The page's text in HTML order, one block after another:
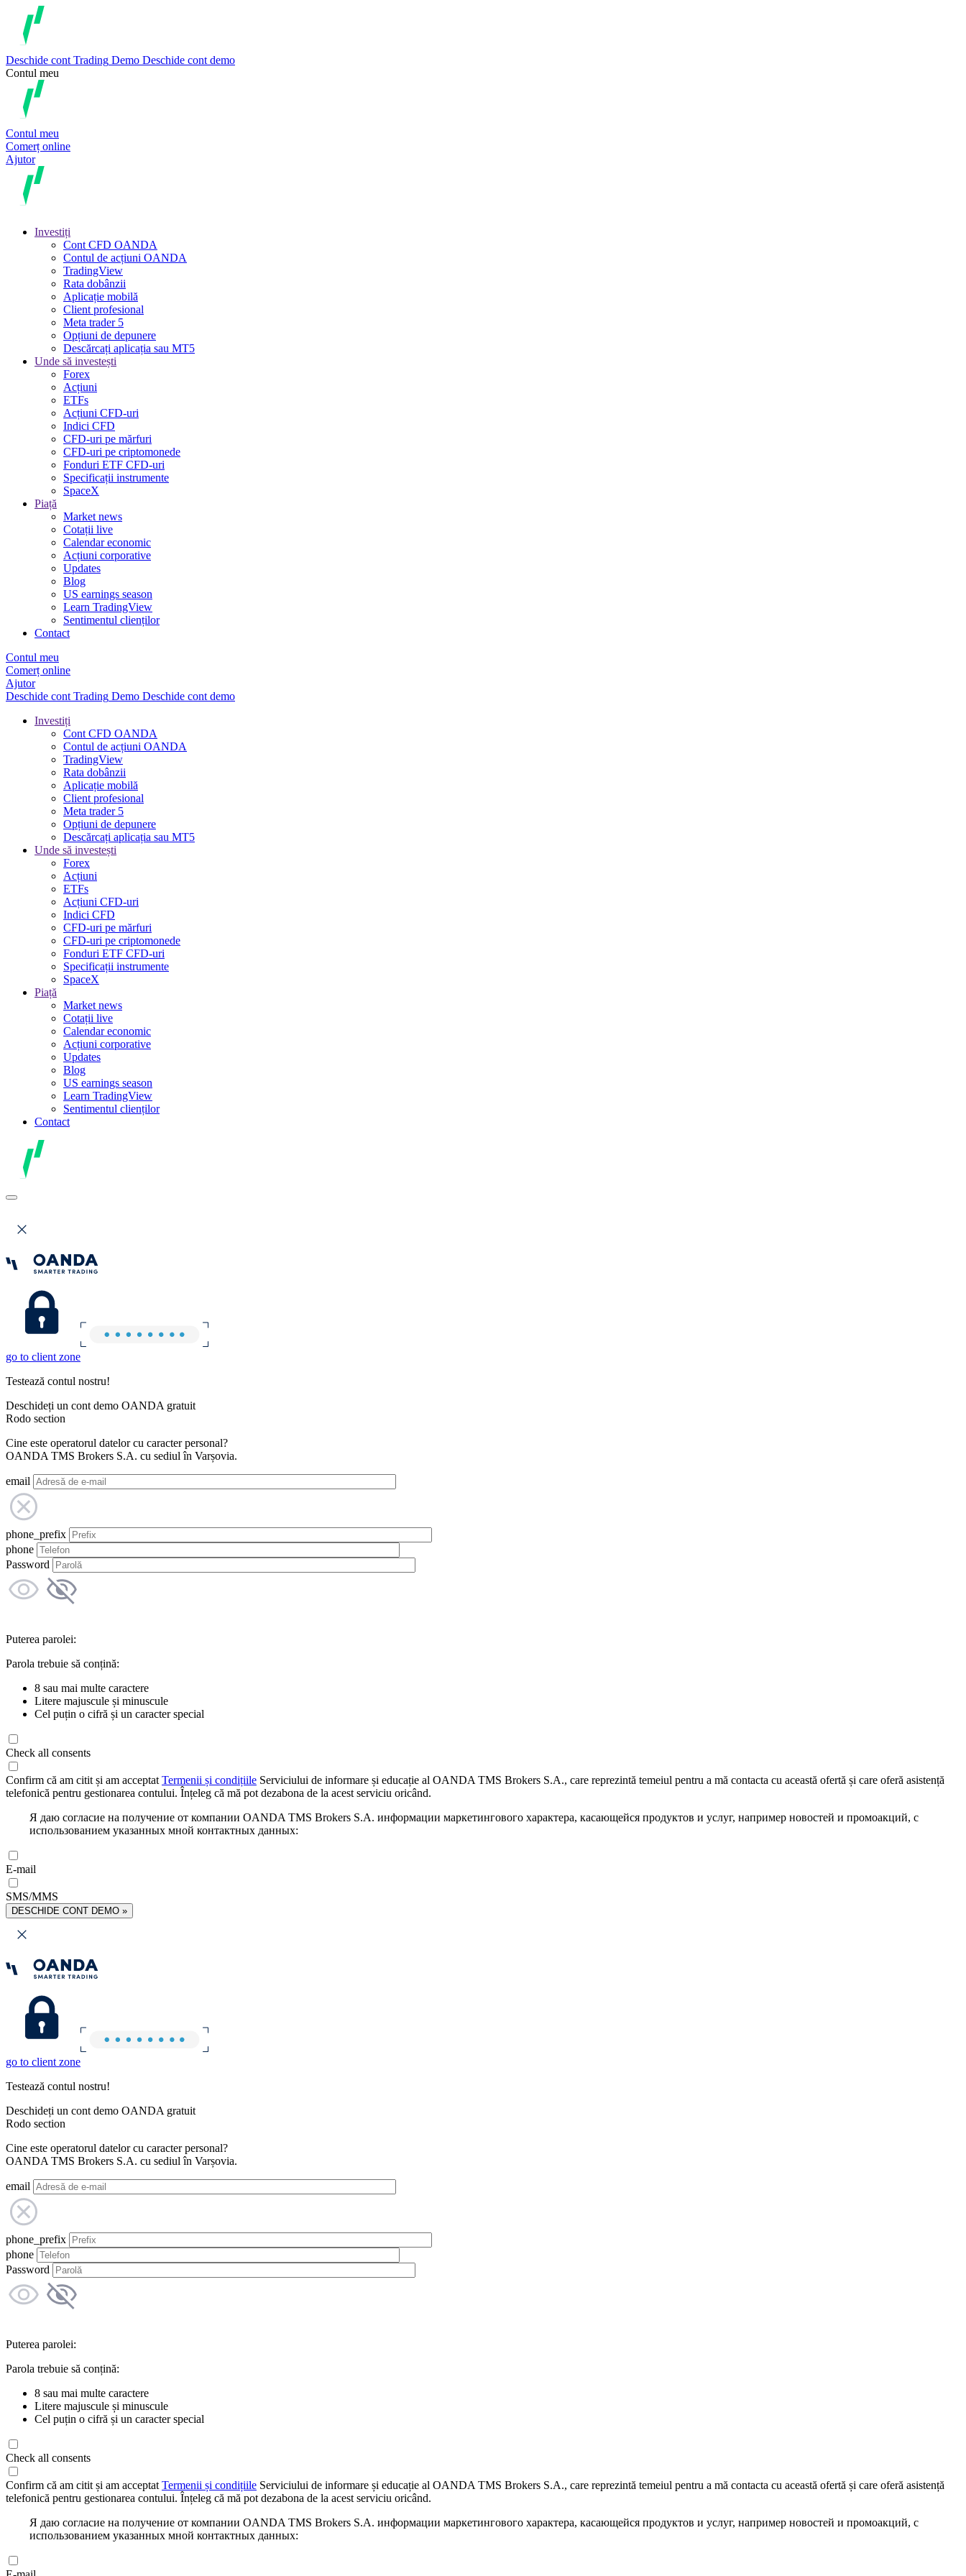
Deschide cont Trading Demo Deschide cont demo
Contul meu
Contul meu
Comerț online
Ajutor
Investiți
Cont CFD OANDA
Contul de acțiuni OANDA
TradingView
Rata dobânzii
Aplicație mobilă
Client profesional
Meta trader 5
Opțiuni de depunere
Descărcați aplicația sau MT5
Unde să investești
Forex
Acțiuni
ETFs
Acțiuni CFD-uri
Indici CFD
CFD-uri pe mărfuri
CFD-uri pe criptomonede
Fonduri ETF CFD-uri
Specificații instrumente
SpaceX
Piață
Market news
Cotații live
Calendar economic
Acțiuni corporative
Updates
Blog
US earnings season
Learn TradingView
Sentimentul clienților
Contact
Contul meu
Comerț online
Ajutor
Deschide cont Trading Demo Deschide cont demo
Investiți
Cont CFD OANDA
Contul de acțiuni OANDA
TradingView
Rata dobânzii
Aplicație mobilă
Client profesional
Meta trader 5
Opțiuni de depunere
Descărcați aplicația sau MT5
Unde să investești
Forex
Acțiuni
ETFs
Acțiuni CFD-uri
Indici CFD
CFD-uri pe mărfuri
CFD-uri pe criptomonede
Fonduri ETF CFD-uri
Specificații instrumente
SpaceX
Piață
Market news
Cotații live
Calendar economic
Acțiuni corporative
Updates
Blog
US earnings season
Learn TradingView
Sentimentul clienților
Contact
go to client zone
Testează contul nostru!
Deschideți un cont demo OANDA gratuit
Rodo section
Cine este operatorul datelor cu caracter personal?
OANDA TMS Brokers S.A. cu sediul în Varșovia.
email
phone_prefix
phone
Password
Puterea parolei:
Parola trebuie să conțină:
8 sau mai multe caractere
Litere majuscule și minuscule
Cel puțin o cifră și un caracter special
Check all consents
Confirm că am citit și am acceptat Termenii și condițiile Serviciului de informare și educație al OANDA TMS Brokers S.A., care reprezintă temeiul pentru a mă contacta cu această ofertă și care oferă asistență
telefonică pentru gestionarea contului. Înțeleg că mă pot dezabona de la acest serviciu oricând.
Я даю согласие на получение от компании OANDA TMS Brokers S.A. информации маркетингового характера, касающейся продуктов и услуг, например новостей и промоакций, с
использованием указанных мной контактных данных:
E-mail
SMS/MMS
DESCHIDE CONT DEMO »
go to client zone
Testează contul nostru!
Deschideți un cont demo OANDA gratuit
Rodo section
Cine este operatorul datelor cu caracter personal?
OANDA TMS Brokers S.A. cu sediul în Varșovia.
email
phone_prefix
phone
Password
Puterea parolei:
Parola trebuie să conțină:
8 sau mai multe caractere
Litere majuscule și minuscule
Cel puțin o cifră și un caracter special
Check all consents
Confirm că am citit și am acceptat Termenii și condițiile Serviciului de informare și educație al OANDA TMS Brokers S.A., care reprezintă temeiul pentru a mă contacta cu această ofertă și care oferă asistență
telefonică pentru gestionarea contului. Înțeleg că mă pot dezabona de la acest serviciu oricând.
Я даю согласие на получение от компании OANDA TMS Brokers S.A. информации маркетингового характера, касающейся продуктов и услуг, например новостей и промоакций, с
использованием указанных мной контактных данных: